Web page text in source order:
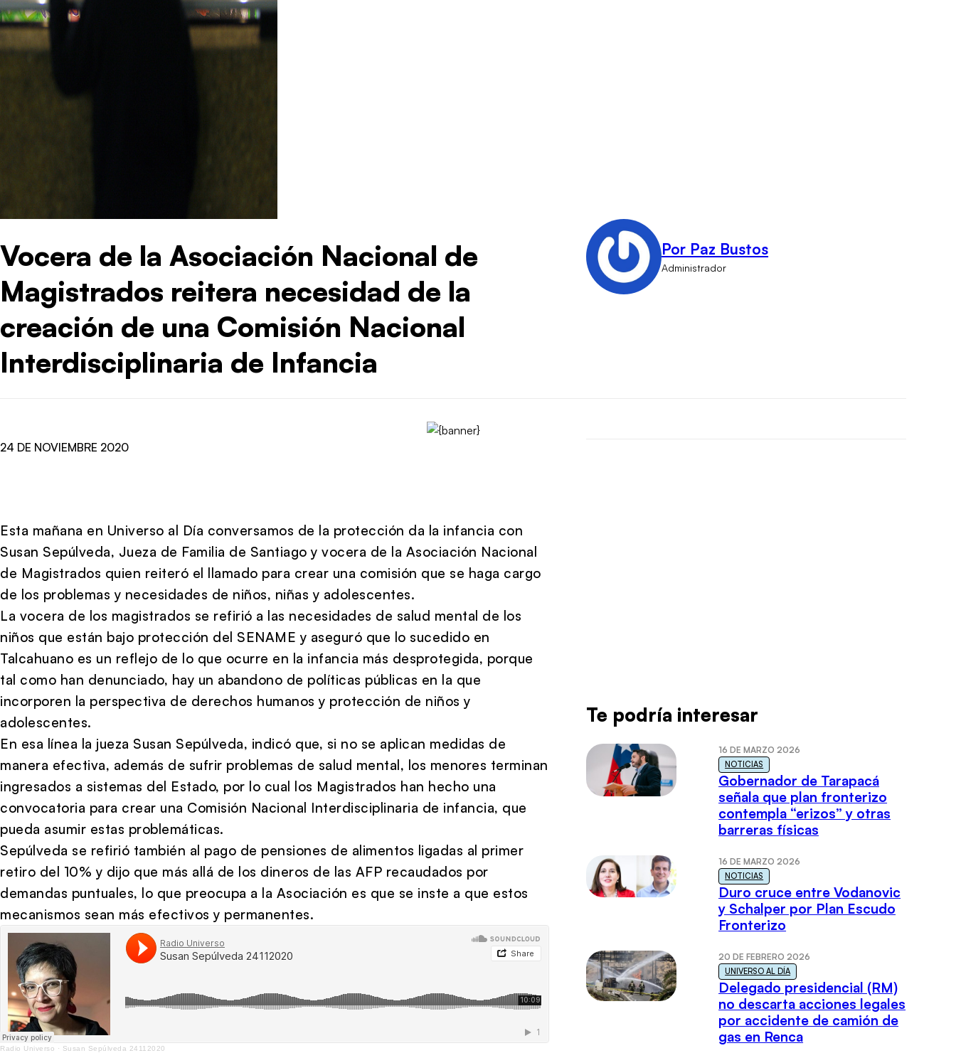
Vocera de la Asociación Nacional de
Magistrados reitera necesidad de la
creación de una Comisión Nacional
Interdisciplinaria de Infancia
Por Paz Bustos
Administrador
24 DE NOVIEMBRE 2020
Esta mañana en Universo al Día conversamos de la protección da la infancia con
Susan Sepúlveda, Jueza de Familia de Santiago y vocera de la Asociación Nacional
de Magistrados quien reiteró el llamado para crear una comisión que se haga cargo
de los problemas y necesidades de niños, niñas y adolescentes.
La vocera de los magistrados se refirió a las necesidades de salud mental de los
niños que están bajo protección del SENAME y aseguró que lo sucedido en
Talcahuano es un reflejo de lo que ocurre en la infancia más desprotegida, porque
tal como han denunciado, hay un abandono de políticas públicas en la que
incorporen la perspectiva de derechos humanos y protección de niños y
adolescentes.
En esa línea la jueza Susan Sepúlveda, indicó que, si no se aplican medidas de
manera efectiva, además de sufrir problemas de salud mental, los menores terminan
ingresados a sistemas del Estado, por lo cual los Magistrados han hecho una
convocatoria para crear una Comisión Nacional Interdisciplinaria de infancia, que
pueda asumir estas problemáticas.
Sepúlveda se refirió también al pago de pensiones de alimentos ligadas al primer
retiro del 10% y dijo que más allá de los dineros de las AFP recaudados por
demandas puntuales, lo que preocupa a la Asociación es que se inste a que estos
mecanismos sean más efectivos y permanentes.
Radio Universo · Susan Sepúlveda 24112020
Te podría interesar
16 DE MARZO 2026
NOTICIAS
Gobernador de Tarapacá
señala que plan fronterizo
contempla “erizos” y otras
barreras físicas
16 DE MARZO 2026
NOTICIAS
Duro cruce entre Vodanovic
y Schalper por Plan Escudo
Fronterizo
20 DE FEBRERO 2026
UNIVERSO AL DÍA
Delegado presidencial (RM)
no descarta acciones legales
por accidente de camión de
gas en Renca